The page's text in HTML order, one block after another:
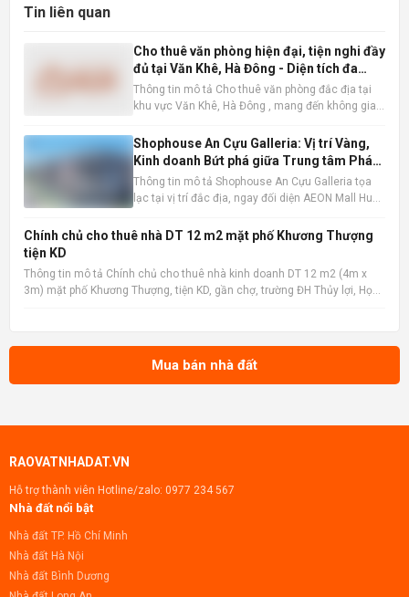
Tin liên quan
Cho thuê văn phòng hiện đại, tiện nghi đầy
đủ tại Văn Khê, Hà Đông - Diện tích đa
dạng
Thông tin mô tả Cho thuê văn phòng đắc địa tại
khu vực Văn Khê, Hà Đông , mang đến không gian
Với diện tích linh hoạt từ 200m2, 300m2 đến
600m2, chúng tôi đáp ứng mọi nhu cầu về quy mô
Shophouse An Cựu Galleria: Vị trí Vàng,
Kinh doanh Bứt phá giữa Trung tâm Phát
triển Mới Huế
Thông tin mô tả Shophouse An Cựu Galleria tọa
lạc tại vị trí đắc địa, ngay đối diện AEON Mall Huế,
trung tâm mua sắm và giải trí sầm uất bậc nhất
Chính chủ cho thuê nhà DT 12 m2 mặt phố Khương Thượng
tiện KD
Thông tin mô tả Chính chủ cho thuê nhà kinh doanh DT 12 m2 (4m x
3m) mặt phố Khương Thượng, tiện KD, gần chợ, trường ĐH Thủy lợi, Học
Mua bán nhà đất
RAOVATNHADAT.VN
Hỗ trợ thành viên Hotline/zalo: 0977 234 567
Nhà đất nổi bật
Nhà đất TP. Hồ Chí Minh
Nhà đất Hà Nội
Nhà đất Bình Dương